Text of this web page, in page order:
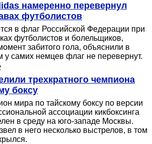
намеренно перевернул
футболистов
в флаг Российской Федерации при
футболистов и болельщиков,
забитого гола, объяснили в
у самих немцев флаг не перевернут.
трехкратного чемпиона
боксу
мира по тайскому боксу по версии
ассоциации кикбоксинга
в среду на юго-западе Москвы.
в него несколько выстрелов, в том